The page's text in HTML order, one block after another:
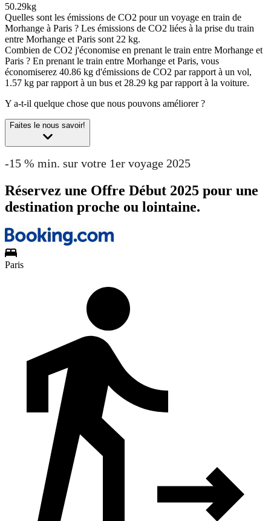
50.29kg
Quelles sont les émissions de CO2 pour un voyage en train de
Morhange à Paris ? Les émissions de CO2 liées à la prise du train
entre Morhange et Paris sont 22 kg.
Combien de CO2 j'économise en prenant le train entre Morhange et
Paris ? En prenant le train entre Morhange et Paris, vous
économiserez 40.86 kg d'émissions de CO2 par rapport à un vol,
1.57 kg par rapport à un bus et 28.29 kg par rapport à la voiture.
Y a-t-il quelque chose que nous pouvons améliorer ?
Faites le nous savoir!
-15 % min. sur votre 1er voyage 2025
Réservez une Offre Début 2025 pour une
destination proche ou lointaine.
Paris